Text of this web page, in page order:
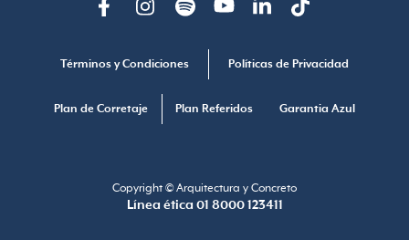
Términos y Condiciones Políticas de Privacidad
Plan de Corretaje Plan Referidos Garantia Azul
Copyright © Arquitectura y Concreto
Línea ética 01 8000 123411